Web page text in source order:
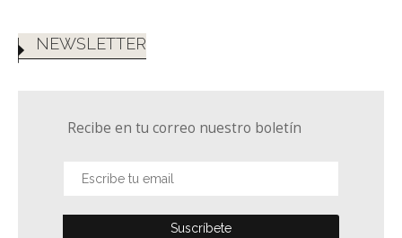
NEWSLETTER
Recibe en tu correo nuestro boletín